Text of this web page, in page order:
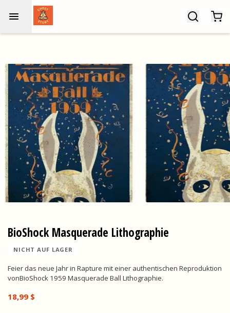
BioShock Masquerade Lithographie
NICHT AUF LAGER
Feier das neue Jahr in Rapture mit einer authentischen Reproduktion
vonBioShock 1959 Masquerade Ball Lithographie.
18,99 $